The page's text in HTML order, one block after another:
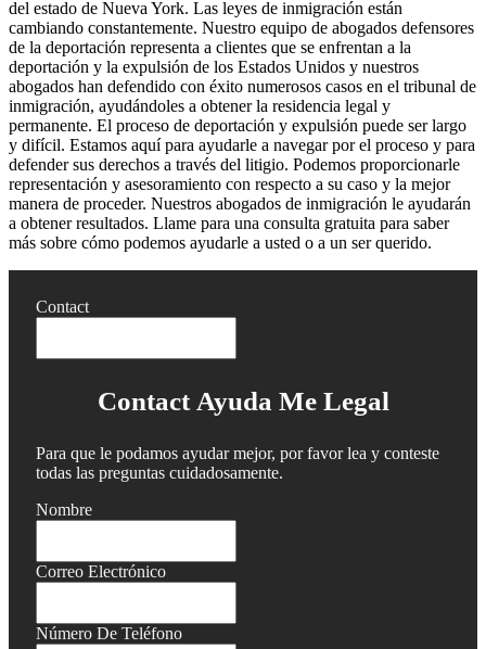
del estado de Nueva York. Las leyes de inmigración están
cambiando constantemente. Nuestro equipo de abogados defensores
de la deportación representa a clientes que se enfrentan a la
deportación y la expulsión de los Estados Unidos y nuestros
abogados han defendido con éxito numerosos casos en el tribunal de
inmigración, ayudándoles a obtener la residencia legal y
permanente. El proceso de deportación y expulsión puede ser largo
y difícil. Estamos aquí para ayudarle a navegar por el proceso y para
defender sus derechos a través del litigio. Podemos proporcionarle
representación y asesoramiento con respecto a su caso y la mejor
manera de proceder. Nuestros abogados de inmigración le ayudarán
a obtener resultados. Llame para una consulta gratuita para saber
más sobre cómo podemos ayudarle a usted o a un ser querido.
Contact
Contact Ayuda Me Legal
Para que le podamos ayudar mejor, por favor lea y conteste
todas las preguntas cuidadosamente.
Nombre
Correo Electrónico
Número De Teléfono